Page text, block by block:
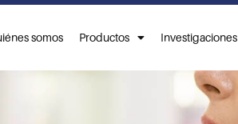
somos Productos Investigaciones